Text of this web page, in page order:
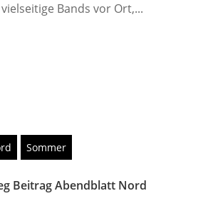
Bands vor Ort,...
Sommer
Beitrag Abendblatt Nord